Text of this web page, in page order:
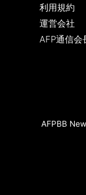
利用規約
運営会社
AFP通信会
AFPBB